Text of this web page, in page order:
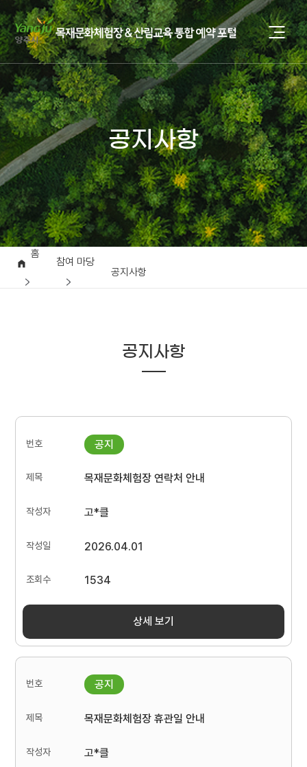
공지사항
홈
참여 마당
공지사항
공지사항
목재문화체험장 연락처 안내
고*클
2026.04.01
1534
상세 보기
목재문화체험장 휴관일 안내
고*클